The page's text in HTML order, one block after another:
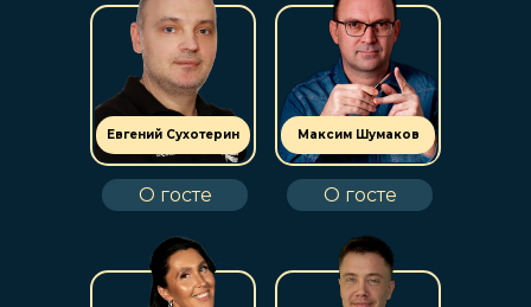
Евгений Сухотерин
О госте
Максим Шумаков
О госте